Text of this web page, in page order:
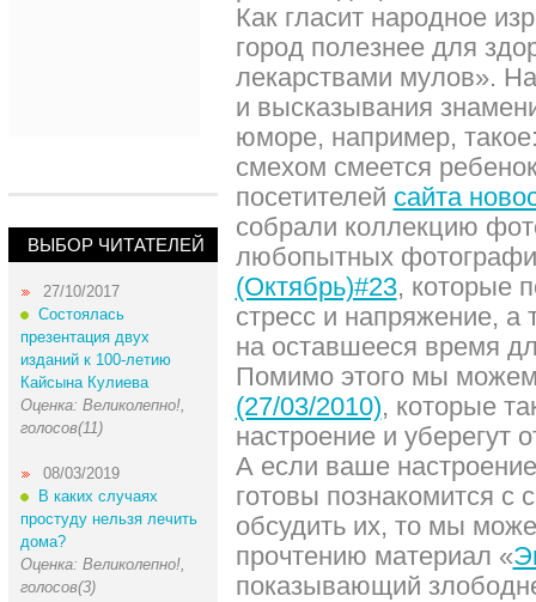
ВЫБОР ЧИТАТЕЛЕЙ
27/10/2017
Состоялась
презентация двух
изданий к 100-летию
Кайсына Кулиева
Оценка: Великолепно!,
голосов(11)
08/03/2019
В каких случаях
простуду нельзя лечить
дома?
Оценка: Великолепно!,
голосов(3)
Как гласит народное
город полезнее для
лекарствами мулов».
и высказывания
юморе, например,
смехом смеется
посетителей сайта
собрали коллекцию
любопытных
(Октябрь)#23, которые
стресс и напряжение, а
на оставшееся время
Помимо этого мы
(27/03/2010), которые
настроение и уберегут
А если ваше
готовы познакомится
обсудить их, то мы
прочтению материал «
показывающий